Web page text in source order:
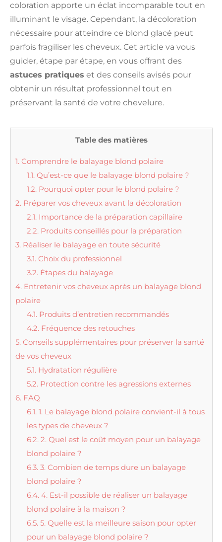
coloration apporte un éclat incomparable tout en
illuminant le visage. Cependant, la décoloration
nécessaire pour atteindre ce blond glacé peut
parfois fragiliser les cheveux. Cet article va vous
guider, étape par étape, en vous offrant des
astuces pratiques et des conseils avisés pour
obtenir un résultat professionnel tout en
préservant la santé de votre chevelure.
Table des matières
1. Comprendre le balayage blond polaire
1.1. Qu’est-ce que le balayage blond polaire ?
1.2. Pourquoi opter pour le blond polaire ?
2. Préparer vos cheveux avant la décoloration
2.1. Importance de la préparation capillaire
2.2. Produits conseillés pour la préparation
3. Réaliser le balayage en toute sécurité
3.1. Choix du professionnel
3.2. Étapes du balayage
4. Entretenir vos cheveux après un balayage blond
polaire
4.1. Produits d’entretien recommandés
4.2. Fréquence des retouches
5. Conseils supplémentaires pour préserver la santé
de vos cheveux
5.1. Hydratation régulière
5.2. Protection contre les agressions externes
6. FAQ
6.1. 1. Le balayage blond polaire convient-il à tous
les types de cheveux ?
6.2. 2. Quel est le coût moyen pour un balayage
blond polaire ?
6.3. 3. Combien de temps dure un balayage
blond polaire ?
6.4. 4. Est-il possible de réaliser un balayage
blond polaire à la maison ?
6.5. 5. Quelle est la meilleure saison pour opter
pour un balayage blond polaire ?